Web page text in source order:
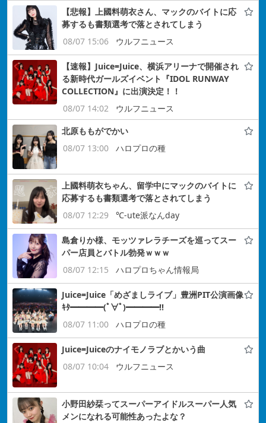
【悲報】上國料萌衣さん、マックのバイトに応
募するも書類選考で落とされてしまう
08/07 15:06
ウルフニュース
【速報】Juice=Juice、横浜アリーナで開催され
る新時代ガールズイベント『IDOL RUNWAY
COLLECTION』に出演決定！！
08/07 14:02
ウルフニュース
北原ももがでかい
08/07 13:00
ハロプロの種
上國料萌衣ちゃん、留学中にマックのバイトに
応募するも書類選考で落とされてしまう
08/07 12:29
℃-ute派なんday
島倉りか様、モッツァレラチーズを巡ってスー
パー店員とバトル勃発ｗｗｗ
08/07 12:15
ハロプロちゃん情報局
Juice=Juice「めざましライブ」豊洲PIT公演画像
ｷﾀ━━━━(ﾟ∀ﾟ)━━━━!!
08/07 11:00
ハロプロの種
Juice=Juiceのナイモノラブとかいう曲
08/07 10:04
ウルフニュース
小野田紗栞ってスーパーアイドルスーパー人気
メンになれる可能性あったよな？